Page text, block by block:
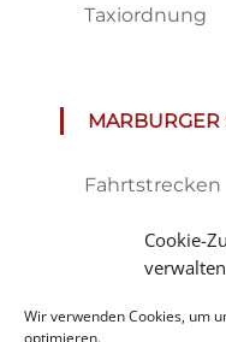
Cookie-
verwalten
Wir verwenden Cookies, um
optimieren.
Taxiordnung
MARBURGER
Fahrtstrecken
Tickets
Impressionen